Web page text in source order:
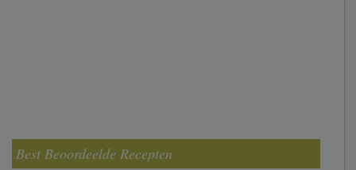
Best Beoordeelde Recepten